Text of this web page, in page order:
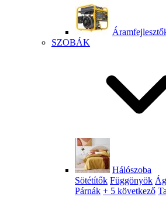
SZOBÁK
Hálószoba
Sötétítők Függönyök
Párnák + 5 következő